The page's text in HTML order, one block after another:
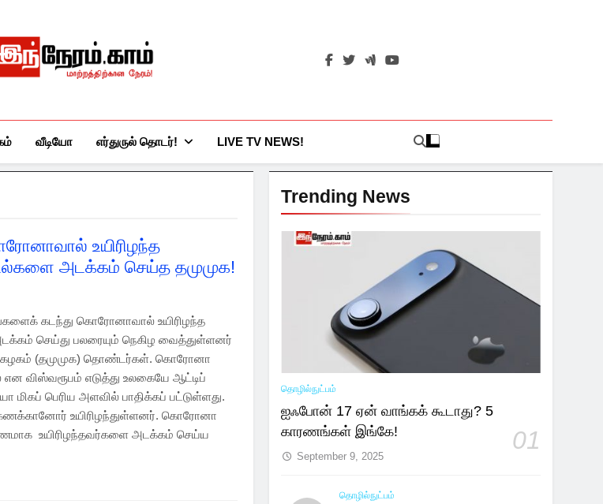
வீடியோ எர்துருல் தொடர்! LIVE TV NEWS!
உயிரிழந்த
அடக்கம் செய்த தமுமுக!
கடந்து கொரோனாவால் உயிரிழந்த
செய்து பலரையும் நெகிழ வைத்துள்ளனர்
கழகம் (தமுமுக) தொண்டர்கள். கொரோனா
விஸ்வரூபம் எடுத்து உலகையே ஆட்டிப்
மிகப் பெரிய அளவில் பாதிக்கப் பட்டுள்ளது.
கணக்கானோர் உயிரிழந்துள்ளனர். கொரோனா
உயிரிழந்தவர்களை அடக்கம் செய்ய
Trending News
தொழில்நுட்பம்
ஐஃபோன் 17 ஏன் வாங்கக் கூடாது? 5
காரணங்கள் இங்கே!
01
September 9, 2025
தொழில்நுட்பம்